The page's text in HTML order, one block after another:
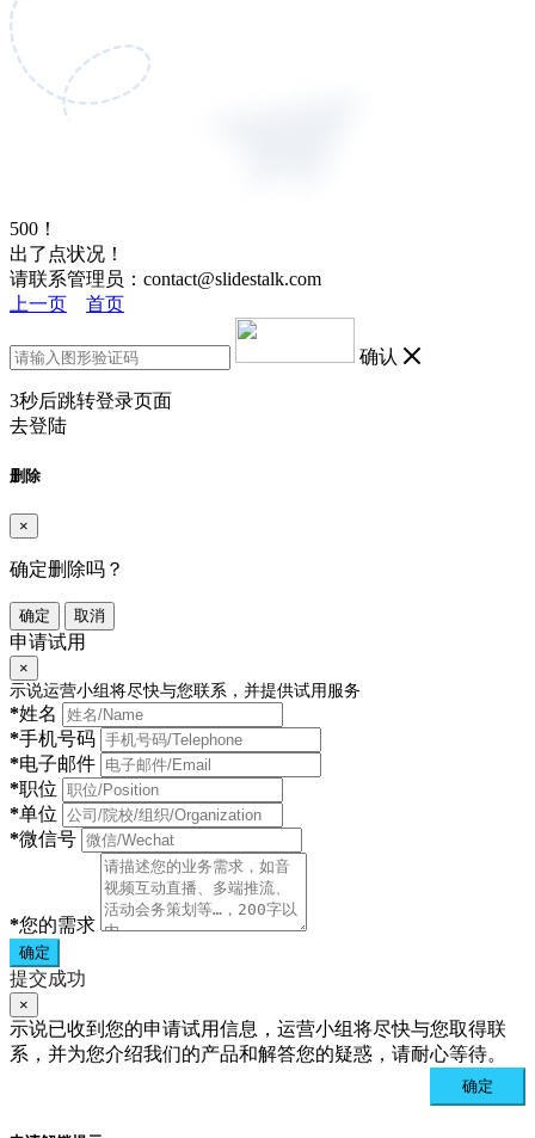
500！
出了点状况！
请联系管理员：contact@slidestalk.com
上一页
首页
确认
3秒后跳转登录页面
去登陆
删除
×
确定删除吗？
确定 取消
申请试用
×
示说运营小组将尽快与您联系，并提供试用服务
*姓名
*手机号码
*电子邮件
*职位
*单位
*微信号
*您的需求
确定
提交成功
×
示说已收到您的申请试用信息，运营小组将尽快与您取得联
系，并为您介绍我们的产品和解答您的疑惑，请耐心等待。
确定